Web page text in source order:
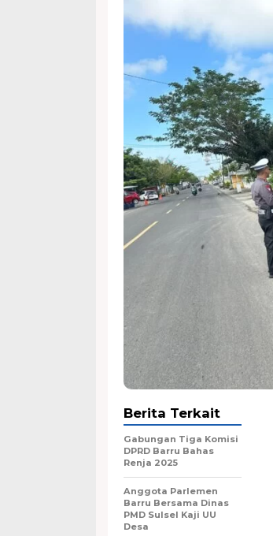
Berita Terkait
Gabungan Tiga Komisi
DPRD Barru Bahas
Renja 2025
Anggota Parlemen
Barru Bersama Dinas
PMD Sulsel Kaji UU
Desa